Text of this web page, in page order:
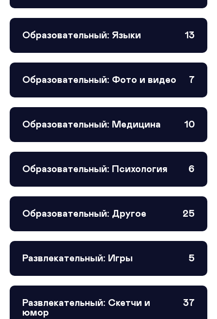
Образовательный: Языки 13
Образовательный: Фото и видео 7
Образовательный: Медицина 10
Образовательный: Психология 6
Образовательный: Другое 25
Развлекательный: Игры 5
Развлекательный: Скетчи и
юмор
37